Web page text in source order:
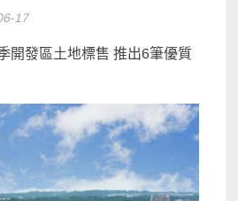
17
開發區土地標售 推出6筆優質